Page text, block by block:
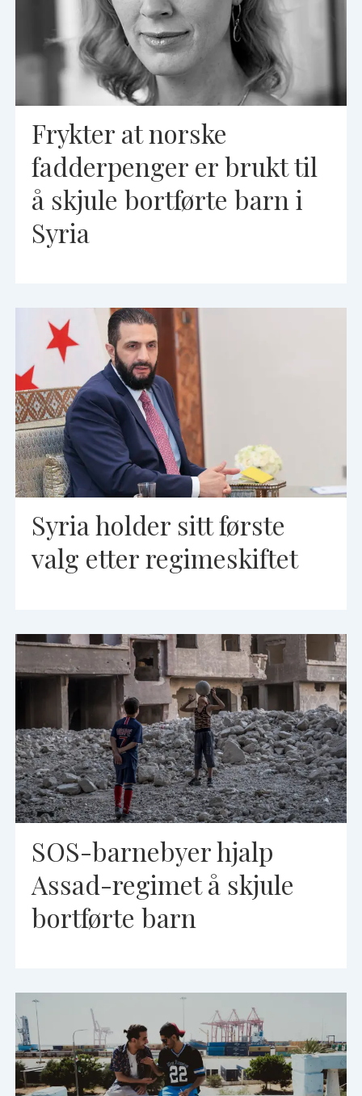
Frykter at norske
fadderpenger er brukt til
å skjule bortførte barn i
Syria
Syria holder sitt første
valg etter regimeskiftet
SOS-barnebyer hjalp
Assad-regimet å skjule
bortførte barn